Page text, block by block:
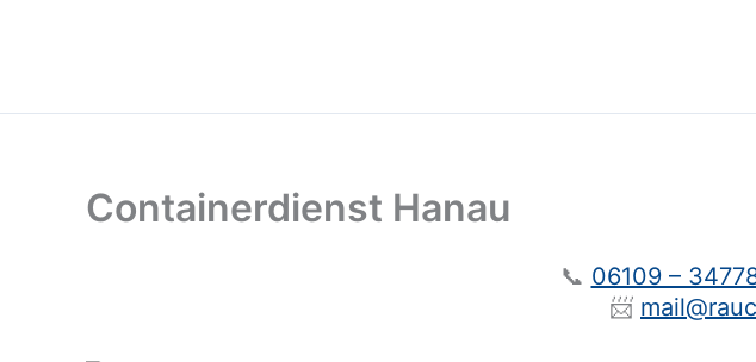
Containerdienst Hanau
📞 06109 –
📨